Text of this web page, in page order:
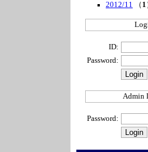
2012/11 （ 1
ID:
Password:
Admin
Password: